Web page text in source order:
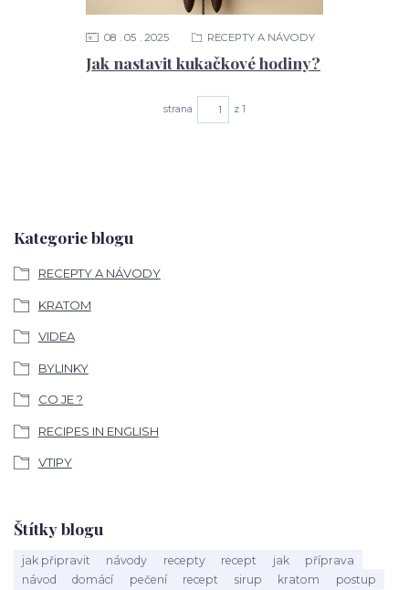
Kategorie blogu
RECEPTY A NÁVODY
KRATOM
VIDEA
BYLINKY
CO JE ?
RECIPES IN ENGLISH
VTIPY
Štítky blogu
jak připravit návody recepty recept jak
příprava
návod
domácí pečení recept sirup kratom
postup
Jak nastavit kukačkové hodiny?
08 05 2025 RECEPTY A NÁVODY
strana z 1